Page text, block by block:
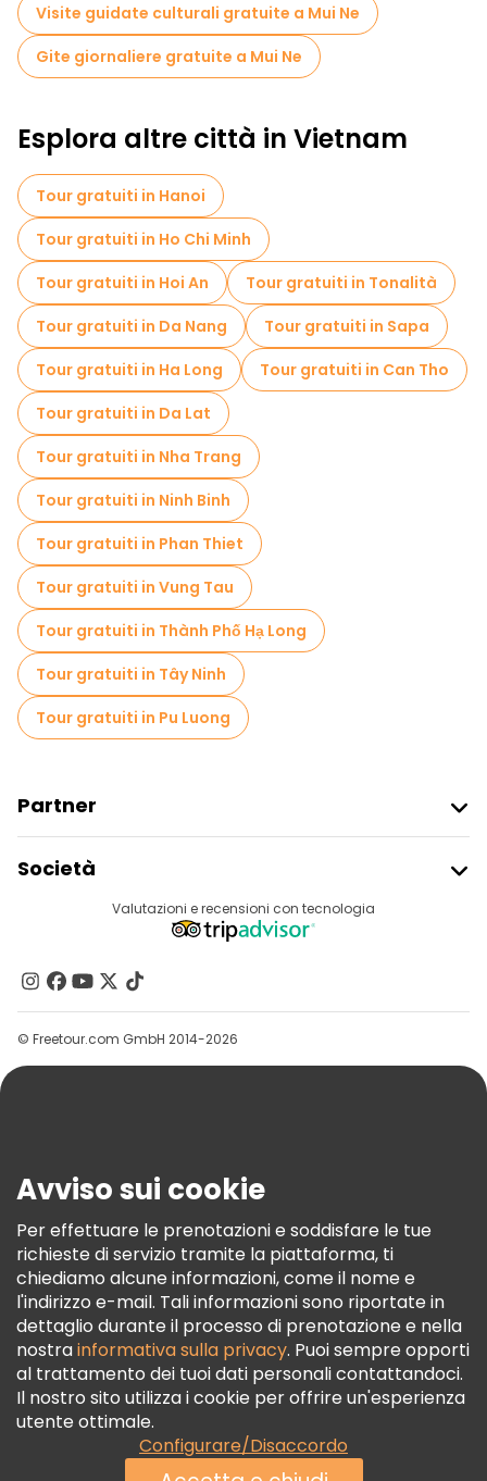
Un tour gratuito a piedi aiuta i viaggiatori a sperimentare la
miscela di natura, cultura e vita costiera di Mui Ne, rendendola
una delle destinazioni balneari più memorabili del Vietnam.
Visite guidate culturali gratuite a Mui Ne
Gite giornaliere gratuite a Mui Ne
Esplora altre città in Vietnam
Tour gratuiti in Hanoi
Tour gratuiti in Ho Chi Minh
Tour gratuiti in Hoi An
Tour gratuiti in Tonalità
Tour gratuiti in Da Nang
Tour gratuiti in Sapa
Tour gratuiti in Ha Long
Tour gratuiti in Can Tho
Tour gratuiti in Da Lat
Tour gratuiti in Nha Trang
Tour gratuiti in Ninh Binh
Tour gratuiti in Phan Thiet
Tour gratuiti in Vung Tau
Tour gratuiti in Thành Phố Hạ Long
Tour gratuiti in Tây Ninh
Tour gratuiti in Pu Luong
Partner
Accesso Del Fornitore
Programma Di Affiliazione
Società
Destinazioni
Contattaci
Gruppi
Aiuto
Termini E Condizioni
Informativa Sui Cookie
Freetour Premi
Programma Di Fidelizzazione
Valutazioni e recensioni con tecnologia
© Freetour.com GmbH 2014-2026
Avviso sui cookie
Per effettuare le prenotazioni e soddisfare le tue
richieste di servizio tramite la piattaforma, ti
chiediamo alcune informazioni, come il nome e
l'indirizzo e-mail. Tali informazioni sono riportate in
dettaglio durante il processo di prenotazione e nella
nostrainformativa sulla privacy. Puoi sempre opporti
al trattamento dei tuoi dati personali contattandoci.
Il nostro sito utilizza i cookie per offrire un'esperienza
utente ottimale.
Configurare/Disaccordo